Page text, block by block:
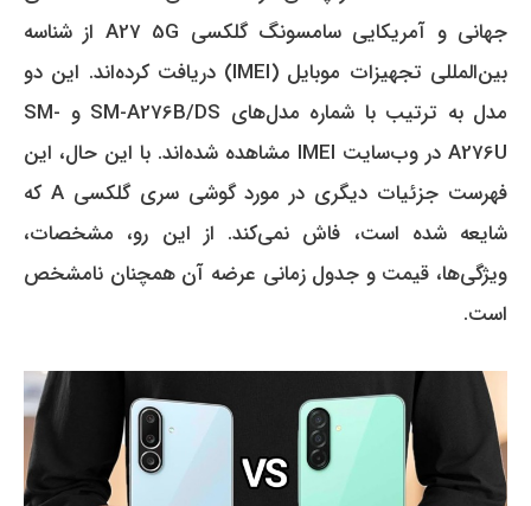
جهانی و آمریکایی سامسونگ گلکسی A27 5G از شناسه
بین‌المللی تجهیزات موبایل (IMEI) دریافت کرده‌اند.
این دو
مدل به ترتیب با شماره مدل‌های SM-A276B/DS و SM-
A276U در وب‌سایت IMEI مشاهده شده‌اند.
با این حال، این
فهرست جزئیات دیگری در مورد گوشی سری گلکسی A که
شایعه شده است، فاش نمی‌کند. از این رو، مشخصات،
ویژگی‌ها، قیمت و جدول زمانی عرضه آن همچنان نامشخص
است.